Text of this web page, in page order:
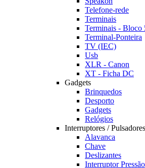
Telefone-rede
Terminais
Terminais - Bloco
Terminal-Ponteira
TV (IEC)
Usb
XLR - Canon
XT - Ficha DC
Gadgets
Brinquedos
Desporto
Gadgets
Relógios
Interruptores / Pulsadores
Alavanca
Chave
Deslizantes
Interruptor Pressão